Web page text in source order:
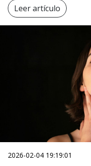
Leer artículo
2026-02-04 19:19:01